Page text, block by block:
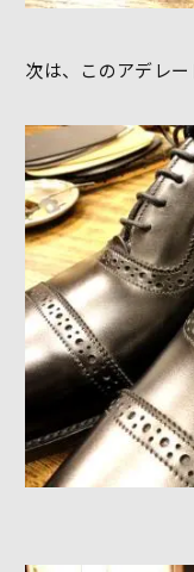
次は、このアデレー